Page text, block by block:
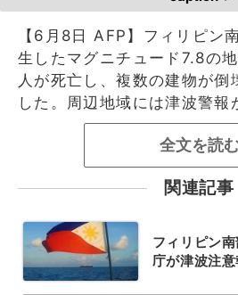
【6月8日 AFP】フィリピン
生したマグニチュード7.8の
人が死亡し、複数の建物が倒
した。周辺地域には津波警報
全文を読
関連記事
フィリピン
庁が津波注